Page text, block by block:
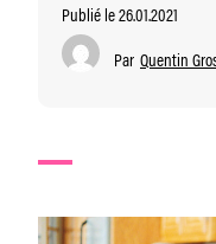
Publié le 26.01.2021
Par Quentin